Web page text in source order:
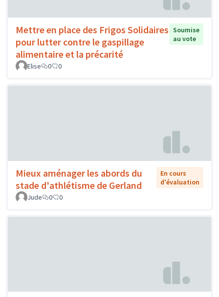
Mettre en place des Frigos Solidaires
pour lutter contre le gaspillage
alimentaire et la précarité
Soumise
au vote
Elise 0 0
Mieux aménager les abords du
stade d'athlétisme de Gerland
En cours
d'évaluation
Jude
0 0